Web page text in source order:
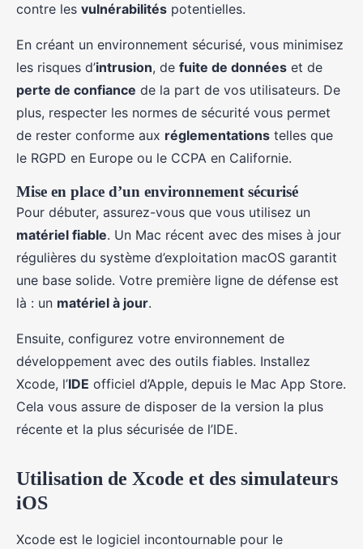
contre les vulnérabilités potentielles.
En créant un environnement sécurisé, vous minimisez
les risques d’intrusion, de fuite de données et de
perte de confiance de la part de vos utilisateurs. De
plus, respecter les normes de sécurité vous permet
de rester conforme aux réglementations telles que
le RGPD en Europe ou le CCPA en Californie.
Mise en place d’un environnement sécurisé
Pour débuter, assurez-vous que vous utilisez un
matériel fiable. Un Mac récent avec des mises à jour
régulières du système d’exploitation macOS garantit
une base solide. Votre première ligne de défense est
là : un matériel à jour.
Ensuite, configurez votre environnement de
développement avec des outils fiables. Installez
Xcode, l’IDE officiel d’Apple, depuis le Mac App Store.
Cela vous assure de disposer de la version la plus
récente et la plus sécurisée de l’IDE.
Utilisation de Xcode et des simulateurs
iOS
Xcode est le logiciel incontournable pour le